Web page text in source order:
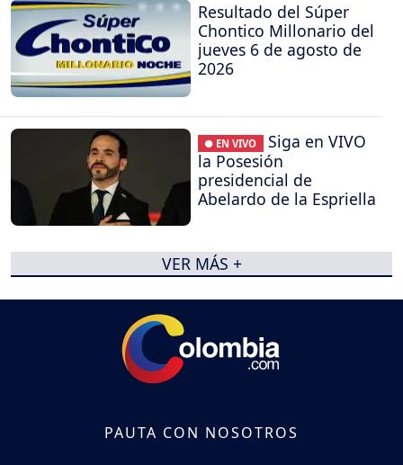
Resultado del Súper
Chontico Millonario del
jueves 6 de agosto de
2026
● EN VIVO
Siga en VIVO
la Posesión
presidencial de
Abelardo de la Espriella
VER MÁS +
PAUTA CON NOSOTROS